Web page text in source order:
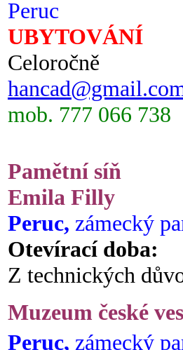
Peruc
UBYTOVÁNÍ
Celoročně
mob. 777 066 738
Pamětní síň
Emila Filly
Peruc, zámecký
Otevírací doba:
Z technických
Muzeum české
Peruc, zámecký